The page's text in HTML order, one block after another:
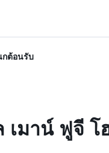
กต้อนรับ
มาน์ ฟูจี โ